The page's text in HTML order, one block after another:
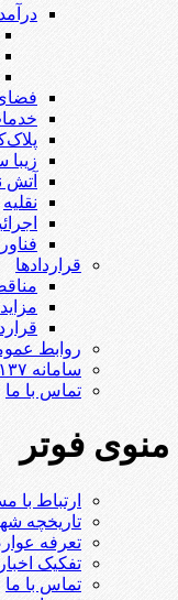
آتش
نقلیه
قراردادها
روابط
سامانه ۱۳۷
تماس با ما
منوی فوتر
ارتباط با
تاریخچه
تعرفه عوارضی مصوب
تفکیک اخبار
تماس با ما